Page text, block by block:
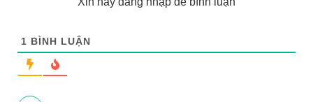
1 BÌNH LUẬN